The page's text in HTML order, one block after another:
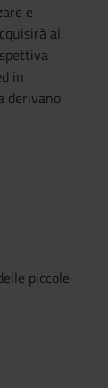
e
al
in
derivano
piccole